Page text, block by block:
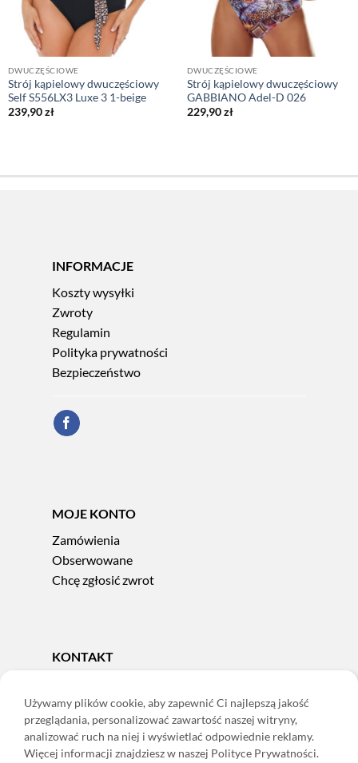
DWUCZĘŚCIOWE
Strój kąpielowy dwuczęściowy
Self S556LX3 Luxe 3 1-beige
239,90zł
DWUCZĘŚCIOWE
Strój kąpielowy dwuczęściowy
GABBIANO Adel-D 026
229,90zł
INFORMACJE
Koszty wysyłki
Zwroty
Regulamin
Polityka prywatności
Bezpieczeństwo
MOJE KONTO
Zamówienia
Obserwowane
Chcę zgłosić zwrot
KONTAKT
e-mail:sklep@adoris.pl
poniedziałek - piątek 8:00-16:00
Adoris Dorota Święcka
Używamy plików cookie, aby zapewnić Ci najlepszą jakość
przeglądania, personalizować zawartość naszej witryny,
analizować ruch na niej i wyświetlać odpowiednie reklamy.
Więcej informacji znajdziesz w naszej Polityce Prywatności.